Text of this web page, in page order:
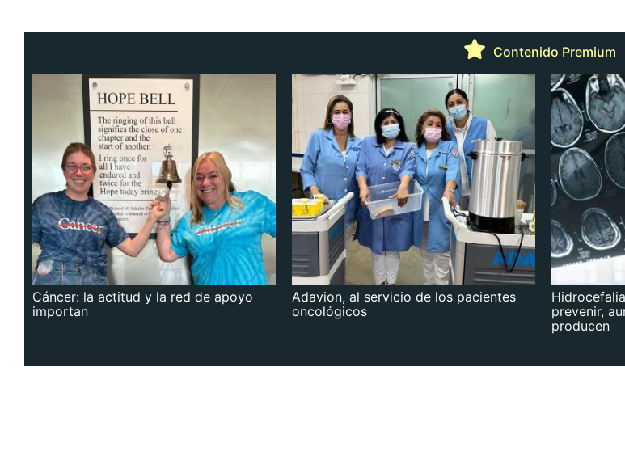
Contenido Premium
Cáncer: la actitud y la red de apoyo
importan
Adavion, al servicio de los pacientes
oncológicos
prevenir,
producen